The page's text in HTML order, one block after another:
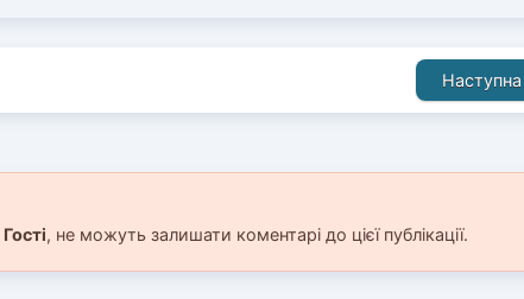
Наступна
Гості, не можуть залишати коментарі до цієї публікації.